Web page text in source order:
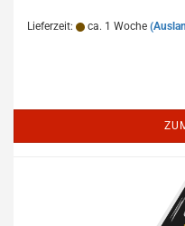
Lieferzeit: ca. 1 Woche